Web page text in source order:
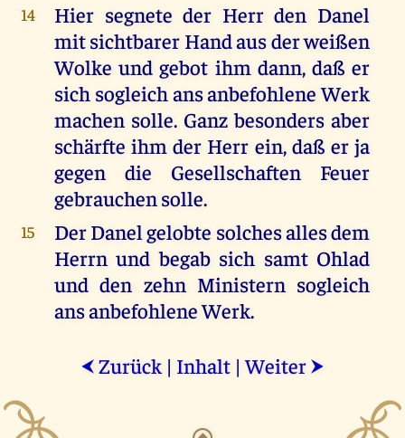
14
Hier segnete der Herr den Danel
mit sichtbarer Hand aus der weißen
Wolke und gebot ihm dann, daß er
sich sogleich ans anbefohlene Werk
machen solle. Ganz besonders aber
schärfte ihm der Herr ein, daß er ja
gegen die Gesellschaften Feuer
gebrauchen solle.
15
Der Danel gelobte solches alles dem
Herrn und begab sich samt Ohlad
und den zehn Ministern sogleich
ans anbefohlene Werk.
⮜ Zurück | Inhalt |Weiter ⮞